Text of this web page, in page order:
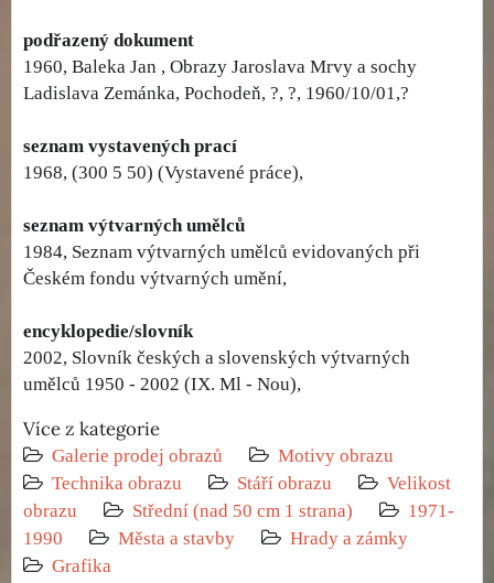
podřazený dokument
1960, Baleka Jan , Obrazy Jaroslava Mrvy a sochy
Ladislava Zemánka, Pochodeň, ?, ?, 1960/10/01,?
seznam vystavených prací
1968, (300 5 50) (Vystavené práce),
seznam výtvarných umělců
1984, Seznam výtvarných umělců evidovaných při
Českém fondu výtvarných umění,
encyklopedie/slovník
2002, Slovník českých a slovenských výtvarných
umělců 1950 - 2002 (IX. Ml - Nou),
Více z kategorie
Galerie prodej obrazů
Motivy obrazu
Technika obrazu
Stáří obrazu
Velikost
obrazu
Střední (nad 50 cm 1 strana)
1971-
1990
Města a stavby
Hrady a zámky
Grafika